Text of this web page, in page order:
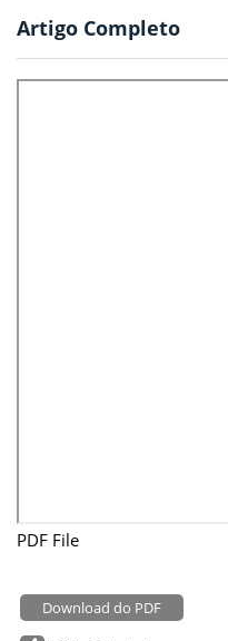
Artigo Completo
PDF File
Download do PDF